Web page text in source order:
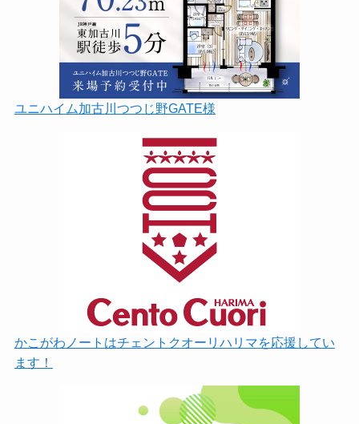
ユニハイム加古川つつじ野GATE様
かこがわノートはチェントクオーリハリマを応援してい
ます！